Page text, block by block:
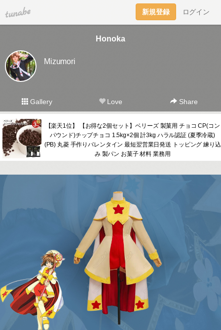
tuna.be 新規登録 ログイン
Honoka
Mizumori
Gallery Love Share
【楽天1位】 【お得な2個セット】ベリーズ 製菓用 チョコ CP(コン
パウンド)チップチョコ 1.5kg×2個 計3kg ハラル認証 (夏季冷蔵)
(PB) 丸菱 手作りバレンタイン 最短翌営業日発送 トッピング 練り込
み 製パン お菓子 材料 業務用